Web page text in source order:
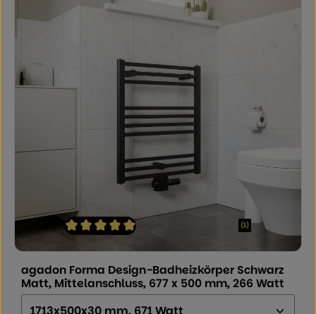
(1)
agadon Forma Design-Badheizkörper Schwarz
Matt, Mittelanschluss, 677 x 500 mm, 266 Watt
Größe (Höhe x Breite x Tiefe):